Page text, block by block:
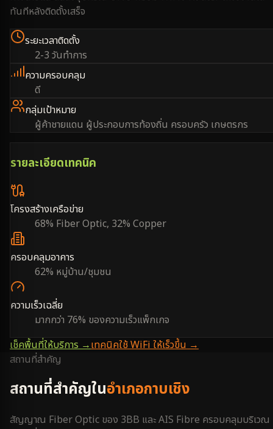
ทันทีหลังติดตั้งเสร็จ
ระยะเวลาติดตั้ง
2-3 วันทำการ
ความครอบคลุม
ดี
กลุ่มเป้าหมาย
ผู้ค้าชายแดน ผู้ประกอบการท้องถิ่น ครอบครัว เกษตรกร
รายละเอียดเทคนิค
โครงสร้างเครือข่าย
68% Fiber Optic, 32% Copper
ครอบคลุมอาคาร
62% หมู่บ้าน/ชุมชน
ความเร็วเฉลี่ย
มากกว่า 76% ของความเร็วแพ็กเกจ
เช็คพื้นที่ให้บริการ →เทคนิคใช้ WiFi ให้เร็วขึ้น →
สถานที่สำคัญ
สถานที่สำคัญในอำเภอกาบเชิง
สัญญาณ Fiber Optic ของ 3BB และ AIS Fibre ครอบคลุมบริเวณ